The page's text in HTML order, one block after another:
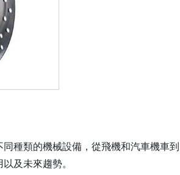
種類的機械設備，從飛機和汽車機車到
及未來趨勢。